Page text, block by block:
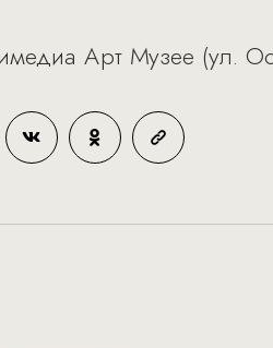
Арт Музее (ул.